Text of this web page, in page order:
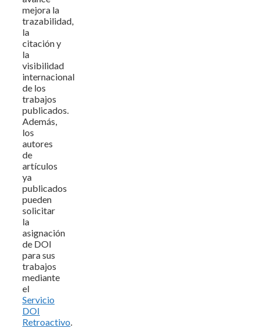
mejora la
trazabilidad,
la
citación y
la
visibilidad
internacional
de los
trabajos
publicados.
Además,
los
autores
de
artículos
ya
publicados
pueden
solicitar
la
asignación
de DOI
para sus
trabajos
mediante
el
Servicio
DOI
Retroactivo